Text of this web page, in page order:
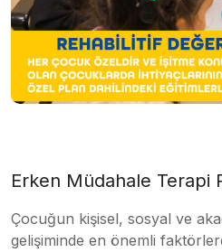
Erken Müdahale Terapi
Çocuğun kişisel, sosyal ve
gelişiminde en önemli